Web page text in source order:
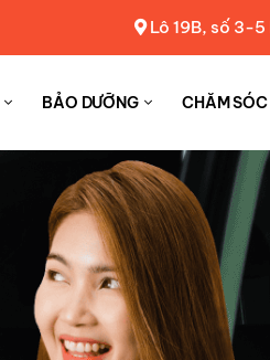
Lô 19B, số 3-5
BẢO DƯỠNG CHĂM SÓC